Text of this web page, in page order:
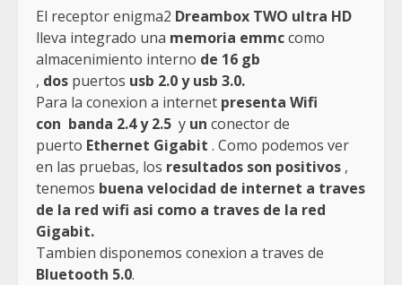
El receptor enigma2 Dreambox TWO ultra HD
lleva integrado una memoria emmccomo
almacenimiento interno de 16 gb
, dos puertos usb 2.0 y usb 3.0.
Para la conexion a internet presenta Wifi
con banda 2.4 y 2.5 y un conector de
puerto Ethernet Gigabit . Como podemos ver
en las pruebas, los resultados son positivos ,
tenemos buena velocidad de internet a traves
de la red wifi asi como a traves de la red
Gigabit.
Tambien disponemos conexion a traves de
Bluetooth 5.0.